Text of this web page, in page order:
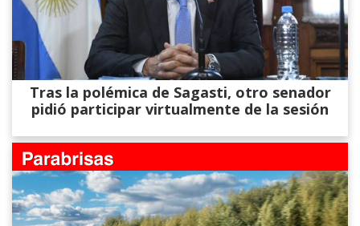
Tras la polémica de Sagasti, otro senador
pidió participar virtualmente de la sesión